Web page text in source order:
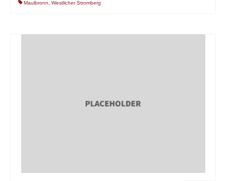
Maulbronn Westlicher Stromberg